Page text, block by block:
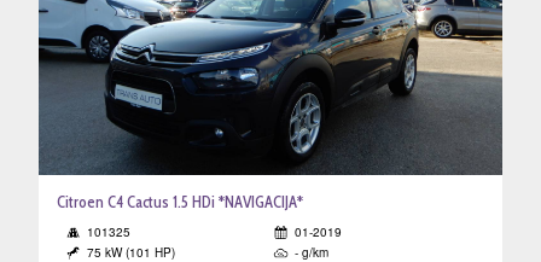
Citroen C4 Cactus 1.5 HDi *NAVIGACIJA*
101325
01-2019
75 kW (101 HP)
- g/km